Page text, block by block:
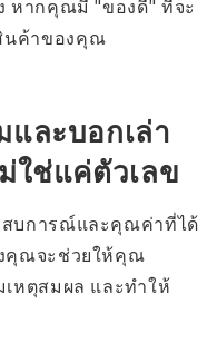
หากคุณมี "ของดี" ที่จะ
นค้าของคุณ
และบอกเล่า
ใช่แค่ตัวเลข
บการณ์และคุณค่าที่ได้
คุณจะช่วยให้คุณ
หตุสมผล และทำให้